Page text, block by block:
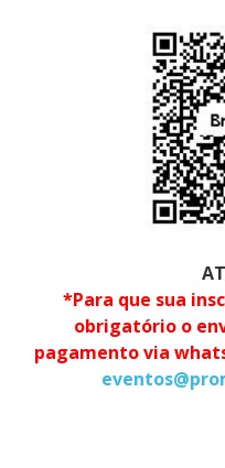
*Para que sua
obrigatório o
pagamento via